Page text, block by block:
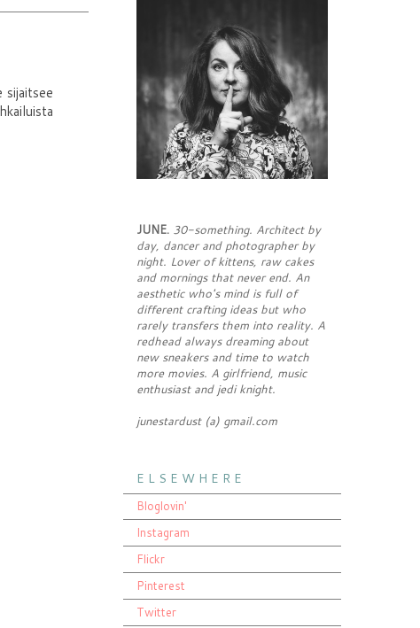
sijaitsee
JUNE. 30-something. Architect by
day, dancer and photographer by
night. Lover of kittens, raw cakes
and mornings that never end. An
aesthetic who's mind is full of
different crafting ideas but who
rarely transfers them into reality. A
redhead always dreaming about
new sneakers and time to watch
more movies. A girlfriend, music
enthusiast and jedi knight.
junestardust (a) gmail.com
E L S E W H E R E
Bloglovin'
Instagram
Flickr
Pinterest
Twitter